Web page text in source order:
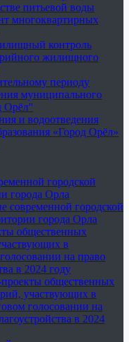
питьевой воды
многоквартирных
контроль
жилищного
периоду
муниципального
Орёл"
и водоотведения
«Город Орёл»
городской
города Орла
современной городской
города Орла
общественных
в
на право
в 2024 году
общественных
участвующих в
голосовании на
в 2024